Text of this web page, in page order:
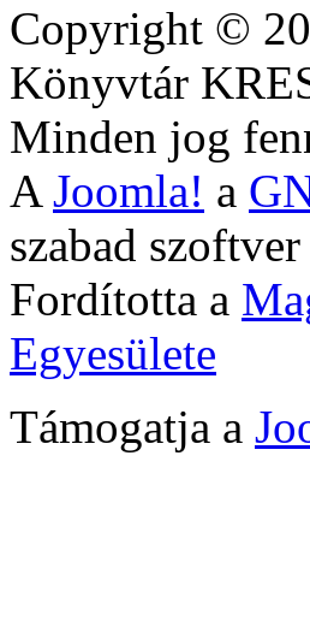
Copyright ©
Könyvtár
Minden jog
A Joomla! a
szabad szoftver
Fordította a
Egyesülete
Támogatja a